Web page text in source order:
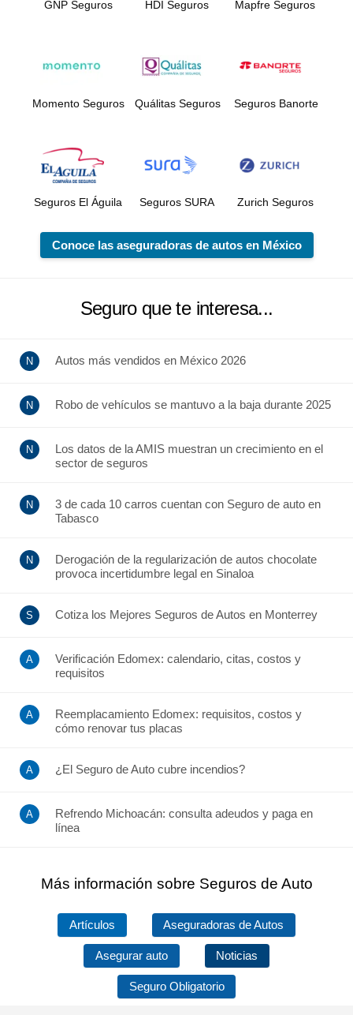
GNP Seguros HDI Seguros Mapfre Seguros
Momento Seguros Quálitas Seguros Seguros Banorte
Seguros El Águila Seguros SURA Zurich Seguros
Conoce las aseguradoras de autos en México
Seguro que te interesa...
Autos más vendidos en México 2026
Robo de vehículos se mantuvo a la baja durante 2025
Los datos de la AMIS muestran un crecimiento en el
sector de seguros
3 de cada 10 carros cuentan con Seguro de auto en
Tabasco
Derogación de la regularización de autos chocolate
provoca incertidumbre legal en Sinaloa
Cotiza los Mejores Seguros de Autos en Monterrey
Verificación Edomex: calendario, citas, costos y
requisitos
Reemplacamiento Edomex: requisitos, costos y
cómo renovar tus placas
¿El Seguro de Auto cubre incendios?
Refrendo Michoacán: consulta adeudos y paga en
línea
Más información sobre Seguros de Auto
Artículos Aseguradoras de Autos
Asegurar auto Noticias
Seguro Obligatorio